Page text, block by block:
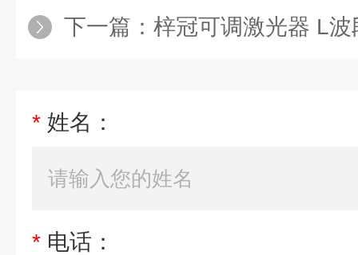
下一篇： 梓冠可调激光器 L波
* 姓名：
* 电话：